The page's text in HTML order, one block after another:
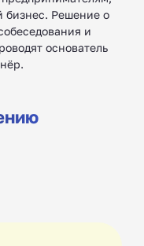
бизнес. Решение о
и
основатель